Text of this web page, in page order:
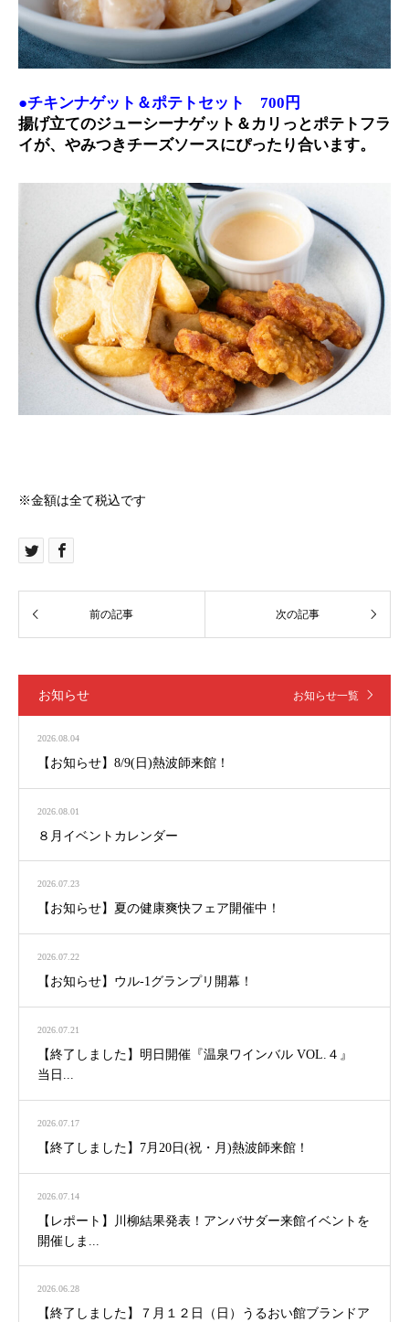
●チキンナゲット＆ポテトセット 700円
揚げ立てのジューシーナゲット＆カリっとポテトフラ
イが、やみつきチーズソースにぴったり合います。
※金額は全て税込です
お知らせ お知らせ一覧
2026.08.04
【お知らせ】8/9(日)熱波師来館！
2026.08.01
８月イベントカレンダー
2026.07.23
【お知らせ】夏の健康爽快フェア開催中！
2026.07.22
【お知らせ】ウル-1グランプリ開幕！
2026.07.21
【終了しました】明日開催『温泉ワインバル VOL.４』
当日...
2026.07.17
【終了しました】7月20日(祝・月)熱波師来館！
2026.07.14
【レポート】川柳結果発表！アンバサダー来館イベントを
開催しま...
2026.06.28
【終了しました】７月１２日（日）うるおい館ブランドア